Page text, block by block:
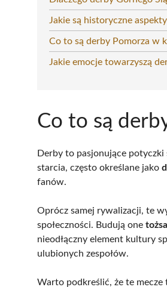
Jakie są historyczne
Co to są derby Pomorza w
Jakie emocje towarzyszą
Co to są
Derby to pasjonujące
starcia, często określane jako
fanów.
Oprócz samej rywalizacji, te
społeczności. Budują one
nieodłączny element kultury
ulubionych zespołów.
Warto podkreślić, że te